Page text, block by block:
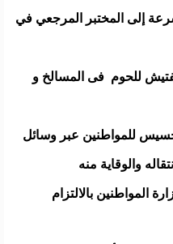
إلى المختبر المرجعي في
للحوم فى المسالخ و
للمواطنين عبر وسائل
والوقاية منه
المواطنين بالالتزام